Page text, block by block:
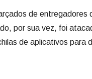
de entregadores
por sua vez, foi
de aplicativos para